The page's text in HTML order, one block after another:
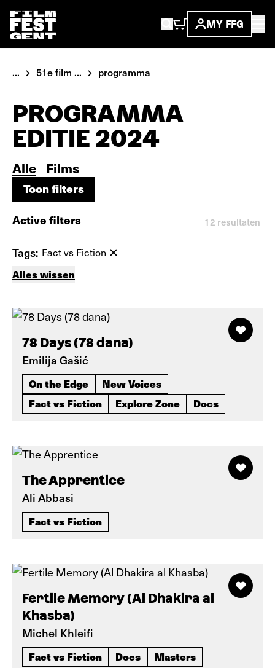
MY FFG
... 51e film ... programma
PROGRAMMA
EDITIE 2024
Alle Films
Toon filters
Toon filters
Active filters 12 resultaten
Tags: Fact vs Fiction
Alles wissen
78 Days (78 dana)
Emilija Gašić
On the Edge
New Voices
Fact vs Fiction
Explore Zone Docs
The Apprentice
Ali Abbasi
Fact vs Fiction
Fertile Memory (Al Dhakira al
Khasba)
Michel Khleifi
Fact vs Fiction Docs Masters